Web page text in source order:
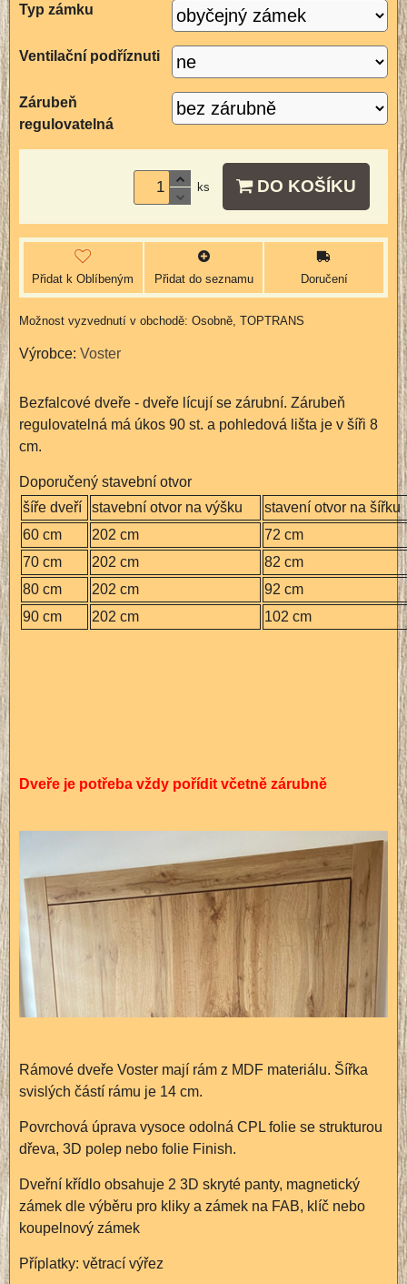
Typ zámku
Ventilační podříznuti
Zárubeň
regulovatelná
ks DO KOŠÍKU
Přidat k Oblíbeným Přidat do seznamu Doručení
Osobně, TOPTRANS
Výrobce: Voster
Bezfalcové dveře - dveře lícují se zárubní. Zárubeň
regulovatelná má úkos 90 st. a pohledová lišta je v šíři 8
cm.
Doporučený stavební otvor
šíře dveří
stavební otvor na výšku
stavení otvor na šířku
60 cm
202 cm
72 cm
70 cm
202 cm
82 cm
80 cm
202 cm
92 cm
90 cm
202 cm 102 cm
Dveře je potřeba vždy pořídit včetně zárubně
Rámové dveře Voster mají rám z MDF materiálu. Šířka
svislých částí rámu je 14 cm.
Povrchová úprava vysoce odolná CPL folie se strukturou
dřeva, 3D polep nebo folie Finish.
Dveřní křídlo obsahuje 2 3D skryté panty, magnetický
zámek dle výběru pro kliky a zámek na FAB, klíč nebo
koupelnový zámek
Příplatky: větrací výřez